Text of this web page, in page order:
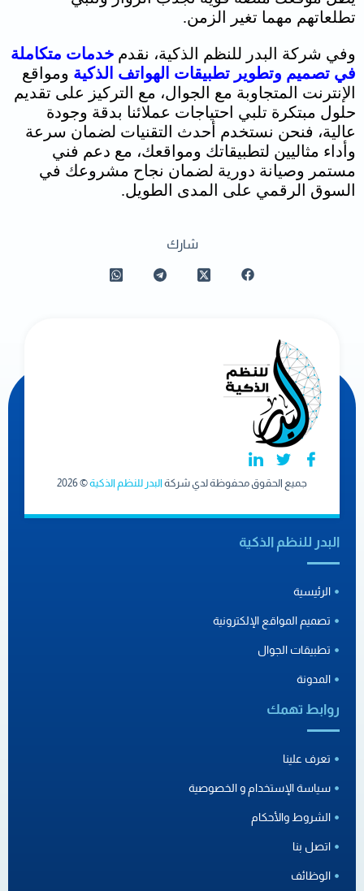
تطلعاتهم مهما تغير الزمن.
وفي شركة البدر للنظم الذكية، نقدم خدمات متكاملة
في تصميم وتطوير تطبيقات الهواتف الذكية ومواقع
الإنترنت المتجاوبة مع الجوال، مع التركيز على تقديم
حلول مبتكرة تلبي احتياجات عملائنا بدقة وجودة
عالية، فنحن نستخدم أحدث التقنيات لضمان سرعة
وأداء مثاليين لتطبيقاتك ومواقعك، مع دعم فني
مستمر وصيانة دورية لضمان نجاح مشروعك في
السوق الرقمي على المدى الطويل.
شارك
جميع الحقوق محفوظة لدي شركة البدر للنظم الذكية© 2026
البدر للنظم الذكية
الرئيسية
تصميم المواقع الإلكترونية
تطبيقات الجوال
المدونة
روابط تهمك
تعرف علينا
سياسة الإستخدام و الخصوصية
الشروط والأحكام
اتصل بنا
الوظائف